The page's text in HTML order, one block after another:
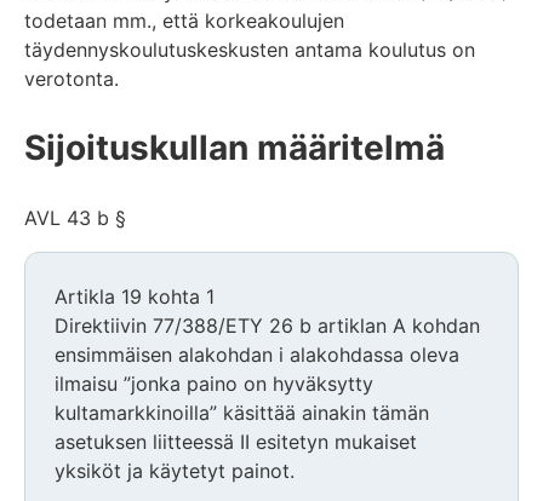
todetaan mm., että korkeakoulujen
täydennyskoulutuskeskusten antama koulutus on
verotonta.
Sijoituskullan määritelmä
AVL 43 b §
Artikla 19 kohta 1
Direktiivin 77/388/ETY 26 b artiklan A kohdan
ensimmäisen alakohdan i alakohdassa oleva
ilmaisu ”jonka paino on hyväksytty
kultamarkkinoilla” käsittää ainakin tämän
asetuksen liitteessä II esitetyn mukaiset
yksiköt ja käytetyt painot.